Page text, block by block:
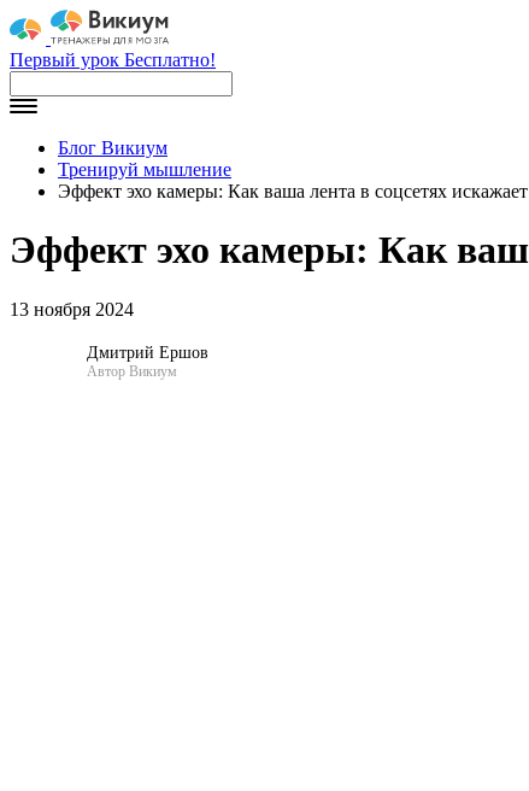
Первый урок Бесплатно!
Блог Викиум
Тренируй мышление
Эффект эхо камеры: Как ваша лента в соцсетях
Эффект эхо камеры: Как
13 ноября 2024
Дмитрий Ершов
Автор Викиум